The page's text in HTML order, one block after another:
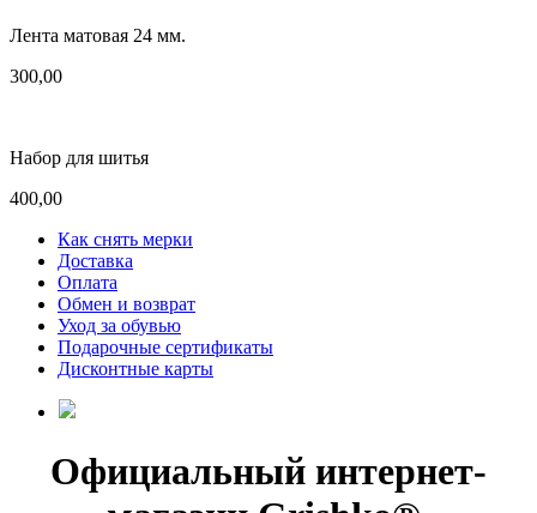
Лента матовая 24 мм.
300,00
Набор для шитья
400,00
Как снять мерки
Доставка
Оплата
Обмен и возврат
Уход за обувью
Подарочные сертификаты
Дисконтные карты
Официальный интернет-